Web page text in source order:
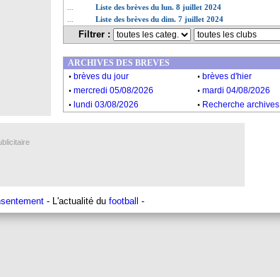
Liste des brèves du lun. 8 juillet 2024
Liste des brèves du dim. 7 juillet 2024
Filtrer :
ARCHIVES DES BREVES
. brèves du jour . brèves d'hier
. mercredi 05/08/2026 . mardi 04/08/2026
. lundi 03/08/2026 . Recherche archives
- L'actualité du football -